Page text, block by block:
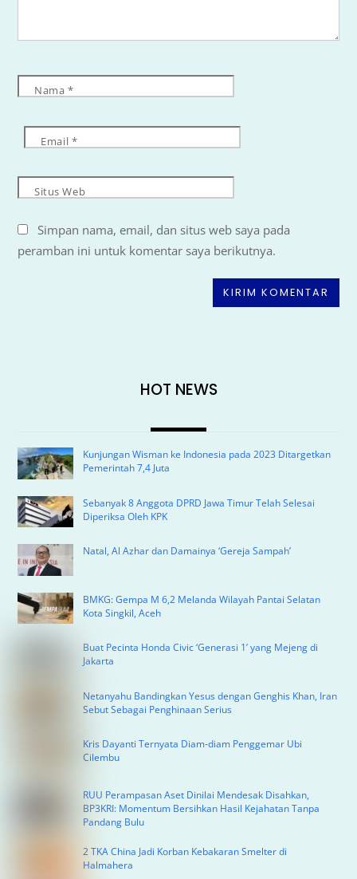
Nama *
Email *
Situs Web
Simpan nama, email, dan situs web saya pada
peramban ini untuk komentar saya berikutnya.
HOT NEWS
Kunjungan Wisman ke Indonesia pada 2023 Ditargetkan
Pemerintah 7,4 Juta
Sebanyak 8 Anggota DPRD Jawa Timur Telah Selesai
Diperiksa Oleh KPK
Natal, Al Azhar dan Damainya ‘Gereja Sampah’
BMKG: Gempa M 6,2 Melanda Wilayah Pantai Selatan
Kota Singkil, Aceh
Buat Pecinta Honda Civic ‘Generasi 1’ yang Mejeng di
Jakarta
Netanyahu Bandingkan Yesus dengan Genghis Khan, Iran
Sebut Sebagai Penghinaan Serius
Kris Dayanti Ternyata Diam-diam Penggemar Ubi
Cilembu
RUU Perampasan Aset Dinilai Mendesak Disahkan,
BP3KRI: Momentum Bersihkan Hasil Kejahatan Tanpa
Pandang Bulu
2 TKA China Jadi Korban Kebakaran Smelter di
Halmahera